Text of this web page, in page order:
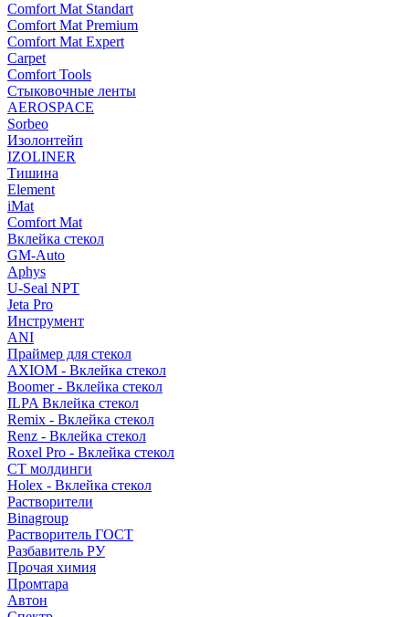
Comfort Mat Standart
Comfort Mat Premium
Comfort Mat Expert
Carpet
Comfort Tools
Стыковочные ленты
AEROSPACE
Sorbeo
Изолонтейп
IZOLINER
Тишина
Element
iMat
Comfort Mat
Вклейка стекол
GM-Auto
Aphys
U-Seal NPT
Jeta Pro
Инструмент
ANI
Праймер для стекол
AXIOM - Вклейка стекол
Boomer - Вклейка стекол
ILPA Вклейка стекол
Remix - Вклейка стекол
Renz - Вклейка стекол
Roxel Pro - Вклейка стекол
СТ молдинги
Holex - Вклейка стекол
Растворители
Binagroup
Растворитель ГОСТ
Разбавитель РУ
Прочая химия
Промтара
Автон